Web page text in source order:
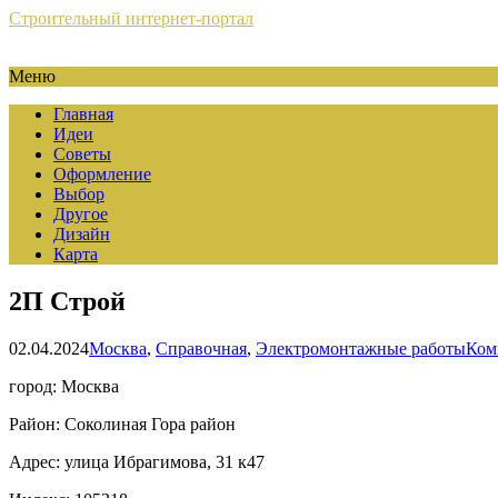
Строительный интернет-портал
Меню
Главная
Идеи
Советы
Оформление
Выбор
Другое
Дизайн
Карта
2П Строй
02.04.2024Москва, Справочная, Электромонтажные работы
город: Москва
Район: Соколиная Гора район
Адрес: улица Ибрагимова, 31 к47